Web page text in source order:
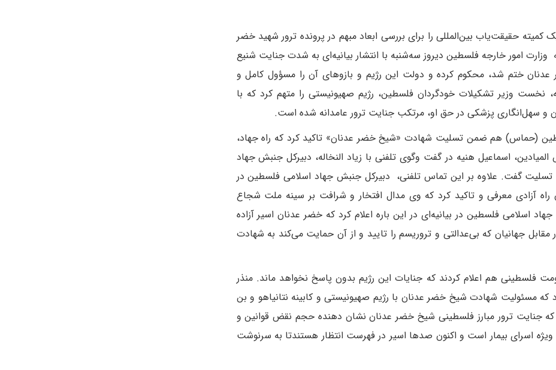
حقیقت‌یاب بین‌المللی را برای بررسی ابعاد مبهم در پرونده ترور شهید خضر
امور خارجه فلسطین دیروز سه‌شنبه با انتشار بیانیه‌ای به شدت جنایت شنیع
ختم شد، محکوم کرده و دولت این رژیم و بازوهای آن را مسؤول کامل و
وزیر تشکیلات خودگردان فلسطین، رژیم صهیونیستی را متهم کرد که با
سهل‌انگاری پزشکی در حق او، مرتکب جنایت ترور عامدانه شده است.
(حماس) هم ضمن تسلیت شهادت «شیخ خضر عدنان» تاکید کرد که راه جهاد،
اسماعیل هنیه در گفت وگوی تلفنی با زیاد النخاله، دبیرکل جنبش جهاد
گفت. علاوه بر این تماس تلفنی، دبیرکل جنبش جهاد اسلامی فلسطین در
راه آزادی معرفی و تاکید کرد که وی مدال افتخار و شرافت بر سینه ملت شجاع
اسلامی فلسطین در بیانیه‌ای در این باره اعلام کرد که خضر عدنان اسیر آزاده
جهانیان که بی‌عدالتی و تروریسم را تایید و از آن حمایت می‌کند به شهادت
فلسطینی هم اعلام کردند که جنایات این رژیم بدون پاسخ نخواهد ماند. منذر
مسئولیت شهادت شیخ خضر عدنان با رژیم صهیونیستی و کابینه نتانیاهو و بن
جنایت ترور مبارز فلسطینی شیخ خضر عدنان نشان دهنده حجم نقض قوانین و
ویژه اسرای بیمار است و اکنون صدها اسیر در فهرست انتظار هستندتا به سرنوشت